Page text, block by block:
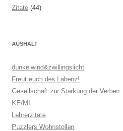
Zitate (44)
AUSHALT
dunkelwind&zwillingslicht
Freut euch des Labenz!
Gesellschaft zur Stärkung der Verben
KE/MI
Lehrerzitate
Puzzlers Wohnstollen